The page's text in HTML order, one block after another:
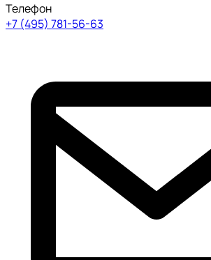
Телефон
+7 (495) 781-56-63